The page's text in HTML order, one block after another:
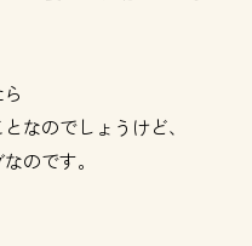
なのでしょうけど、
のです。